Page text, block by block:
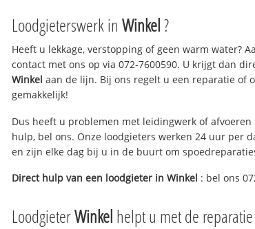
Loodgieterswerk in Winkel?
Heeft u lekkage, verstopping of geen warm water?
contact met ons op via 072-7600590. U krijgt dan
Winkel aan de lijn. Bij ons regelt u een reparatie of
gemakkelijk!
Dus heeft u problemen met leidingwerk of afvoeren
hulp, bel ons. Onze loodgieters werken 24 uur per
en zijn elke dag bij u in de buurt om
Direct hulp van een loodgieter in Winkel : bel ons
LoodgieterWinkel helpt u met de